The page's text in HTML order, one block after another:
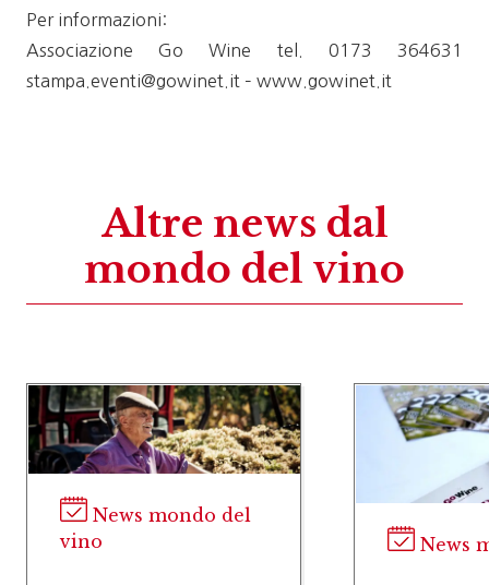
Per informazioni:
Associazione Go Wine tel. 0173 364631
stampa.eventi@gowinet.it – www.gowinet.it
Altre news dal
mondo del vino
News mondo del
vino
News